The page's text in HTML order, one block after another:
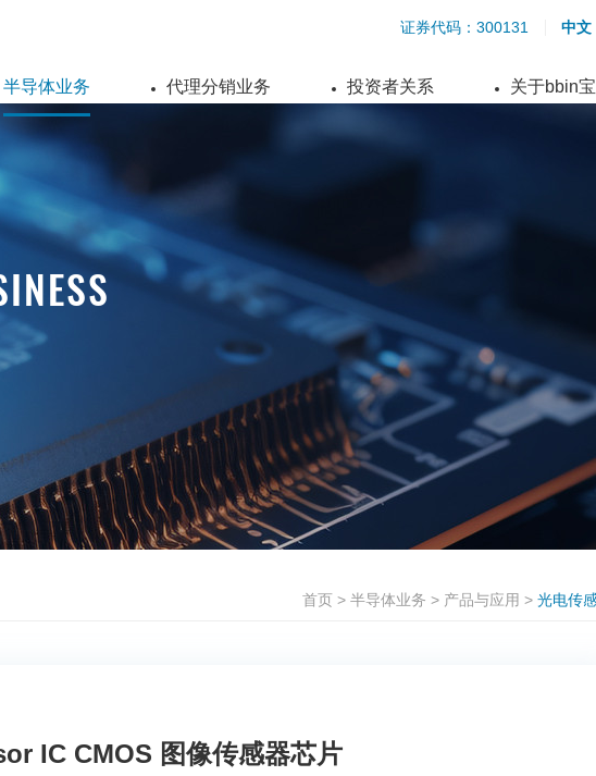
中文
证券代码：300131
半导体业务 代理分销业务 投资者关系 关于bbin
首页 > 半导体业务 > 产品与应用 > 光电传
IC CMOS 图像传感器芯片